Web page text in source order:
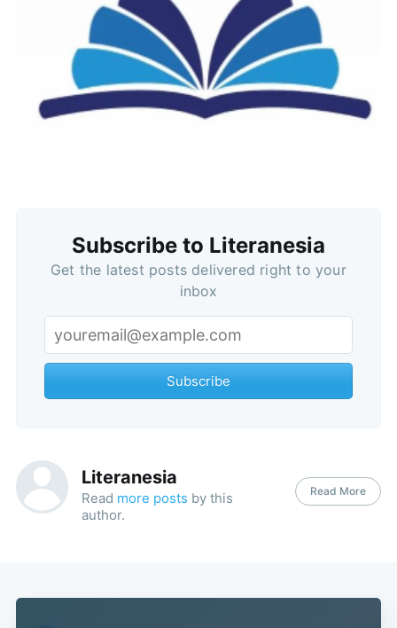
Subscribe to Literanesia
Get the latest posts delivered right to your
inbox
Subscribe
Literanesia
Read more posts by this
author.
Read More